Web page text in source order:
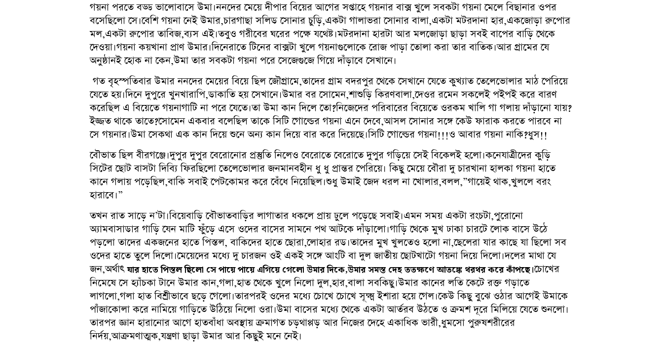
গয়না পরতে বড্ড ভালোবাসে উমা।ননদের মেয়ে দীপার বিয়ের আগের সপ্তাহে গয়নার বাক্স খুলে সবকটা গয়না মেলে বিছানার ওপর
বসেছিলো সে।বেশি গয়না নেই উমার,চারগাছা সলিড সোনার চুড়ি,একটা গালাভরা সোনার বালা,একটা মটরদানা হার,একজোড়া রুপোর
মল,একটা রুপোর তাবিজ,ব্যস এই।তবুও গরীবের ঘরের পক্ষে যথেষ্ট।মটরদানা হারটা আর মলজোড়া ছাড়া সবই বাপের বাড়ি থেকে
দেওয়া।গয়না কয়খানা প্রাণ উমার।দিনেরাতে টিনের বাক্সটা খুলে গয়নাগুলোকে রোজ পাড়া তোলা করা তার বাতিক।আর গ্রামের যে
অনুষ্ঠানই হোক না কেন,উমা তার সবকটা গয়না পরে সেজেগুজে গিয়ে দাঁড়াবে সেখানে।
গত বৃহস্পতিবার উমার ননদের মেয়ের বিয়ে ছিল জৌগ্রামে,তাদের গ্রাম বদরপুর থেকে সেখানে যেতে কুখ্যাত তেলেভোলার মাঠ পেরিয়ে
যেতে হয়।দিনে দুপুরে খুনখারাপি,ডাকাতি হয় সেখানে।উমার বর সোমেন,শাশুড়ি কিরণবালা,দেওর রমেন সকলেই পইপই করে বারণ
করেছিল এ বিয়েতে গয়নাগাটি না পরে যেতে।তা উমা কান দিলে তো?নিজেদের পরিবারের বিয়েতে ওরকম খালি গা গলায় দাঁড়ানো যায়?
ইজ্জত থাকে তাতে?সোমেন একবার বলেছিল তাকে সিটি গোল্ডের গয়না এনে দেবে,আসল সোনার সঙ্গে কেউ ফারাক করতে পারবে না
সে গয়নার।উমা সেকথা এক কান দিয়ে শুনে অন্য কান দিয়ে বার করে দিয়েছে।সিটি গোল্ডের গয়না!!!ও আবার গয়না নাকি?ধুস!!
বৌভাত ছিল বীরগঞ্জে।দুপুর দুপুর বেরোনোর প্রস্তুতি নিলেও বেরোতে বেরোতে দুপুর গড়িয়ে সেই বিকেলই হলো।কনেযাত্রীদের কুড়ি
সিটের ছোট বাসটা দিব্যি ফিরছিলো তেলেভোলার জনমানবহীন ধু ধু প্রান্তর পেরিয়ে। কিছু মেয়ে বৌরা দু চারখানা হালকা গয়না হাতে
কানে গলায় পড়েছিল,বাকি সবাই পেটকোমর করে বেঁধে নিয়েছিল।শুধু উমাই জেদ ধরল না খোলার,বলল,”গায়েই থাক,খুললে বরং
হারাবে।”
তখন রাত সাড়ে ন’টা।বিয়েবাড়ি বৌভাতবাড়ির লাগাতার ধকলে প্রায় ঢুলে পড়েছে সবাই।এমন সময় একটা রংচটা,পুরোনো
অ্যামবাসাডার গাড়ি যেন মাটি ফুঁড়ে এসে ওদের বাসের সামনে পথ আটকে দাঁড়ালো।গাড়ি থেকে মুখ ঢাকা চারটে লোক বাসে উঠে
পড়লো তাদের একজনের হাতে পিস্তল, বাকিদের হাতে ছোরা,লোহার রড।তাদের মুখ খুলতেও হলো না,ছেলেরা যার কাছে যা ছিলো সব
ওদের হাতে তুলে দিলো।মেয়েদের মধ্যে দু চারজন ওই একই সঙ্গে আংটি বা দুল জাতীয় ছোটখাটো গয়না দিয়ে দিলো।দলের মাথা যে
জন,অর্থাৎযার হাতে পিস্তল ছিলো সে পায়ে পায়ে এগিয়ে গেলো উমার দিকে,উমার সমস্ত দেহ ততক্ষণে আতঙ্কে থরথর করে কাঁপছে।চোখের
নিমেষে সে হ্যাঁচকা টানে উমার কান,গলা,হাত থেকে খুলে নিলো দুল,হার,বালা সবকিছু।উমার কানের লতি কেটে রক্ত গড়াতে
লাগলো,গলা হাত বিশ্রীভাবে ছড়ে গেলো।তারপরই ওদের মধ্যে চোখে চোখে সূক্ষ্ম ইশারা হয়ে গেল।কেউ কিছু বুঝে ওঠার আগেই উমাকে
পাঁজাকোলা করে নামিয়ে গাড়িতে উঠিয়ে নিলো ওরা।উমা বাসের মধ্যে থেকে একটা আর্তরব উঠতে ও ক্রমশ দূরে মিলিয়ে যেতে শুনলো।
তারপর জ্ঞান হারানোর আগে হাতবাঁধা অবস্থায় ক্রমাগত চড়থাপ্পড় আর নিজের দেহে একাধিক ভারী,ধুমসো পুরুষশরীরের
নির্দয়,আক্রমণাত্মক,যন্ত্রণা ছাড়া উমার আর কিছুই মনে নেই।